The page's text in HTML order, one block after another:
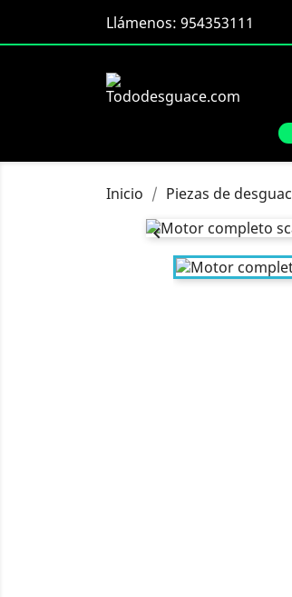
Llámenos: 954353111
Inicio Piezas de
